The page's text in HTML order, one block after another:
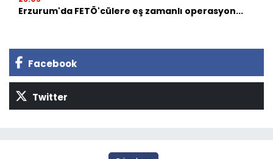
Erzurum'da FETÖ'cülere eş zamanlı operasyon...
Facebook
Twitter